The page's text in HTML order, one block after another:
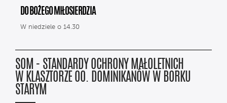
DO BOŻEGO MIŁOSIERDZIA
W niedziele o 14.30
SOM - STANDARDY OCHRONY MAŁOLETNICH
W KLASZTORZE OO. DOMINIKANÓW W BORKU
STARYM